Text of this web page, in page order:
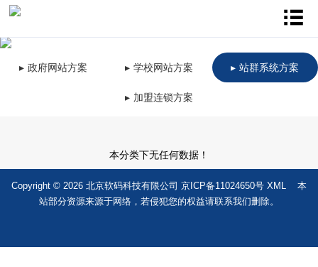
政府网站方案 学校网站方案 站群系统方案
加盟连锁方案
本分类下无任何数据！
Copyright © 2026 北京软码科技有限公司 京ICP备11024650号 XML 本
站部分资源来源于网络，若侵犯您的权益请联系我们删除。